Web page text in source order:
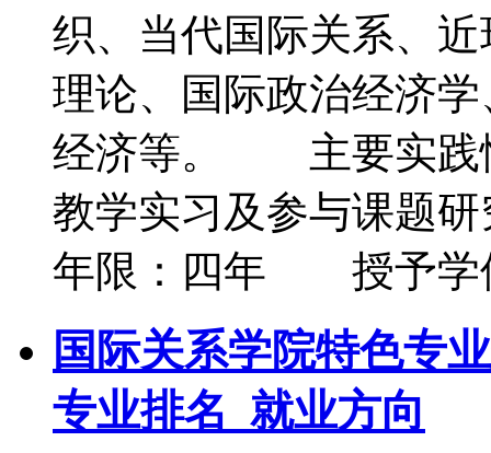
织、当代国际关系、
理论、国际政治经济
经济等。 主要实践
教学实习及参与课题
年限：四年 授予学
国际关系学院特色专
专业排名_就业方向